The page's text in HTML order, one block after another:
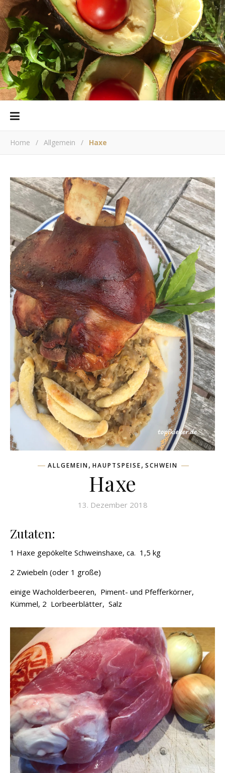
Home / Allgemein / Haxe
ALLGEMEIN, HAUPTSPEISE, SCHWEIN
Haxe
13. Dezember 2018
Zutaten:
1 Haxe gepökelte Schweinshaxe, ca. 1,5 kg
2 Zwiebeln (oder 1 große)
einige Wacholderbeeren, Piment- und Pfefferkörner,
Kümmel, 2 Lorbeerblätter, Salz